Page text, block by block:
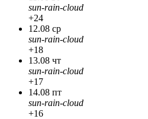
sun-rain-cloud
+24
12.08 ср
sun-rain-cloud
+18
13.08 чт
sun-rain-cloud
+17
14.08 пт
sun-rain-cloud
+16